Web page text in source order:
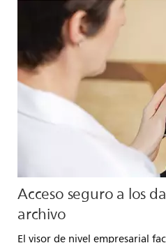
Acceso seguro a los
archivo
El visor de nivel empresarial